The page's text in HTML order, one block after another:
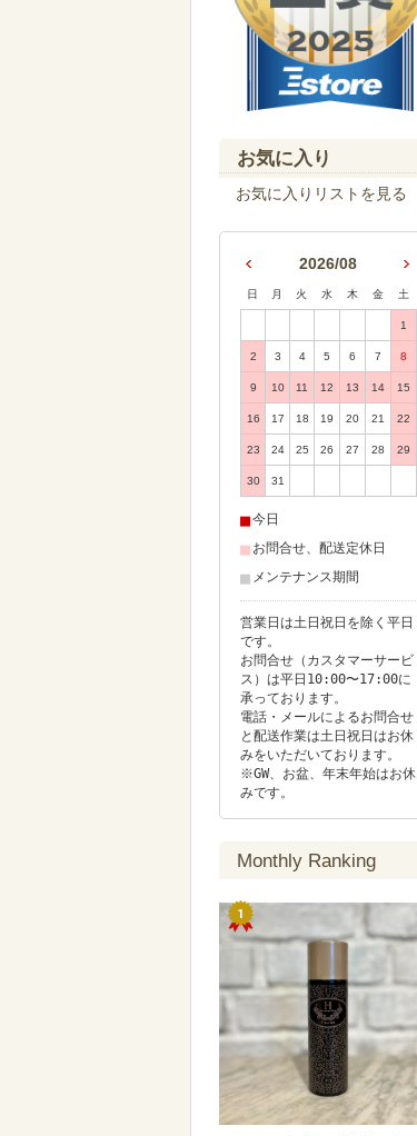
お気に入り
お気に入りリストを見る
2026/08
日 月 火 水 木 金 土
1
2 3 4 5 6 7 8
9 10 11 12 13 14 15
16 17 18 19 20 21 22
23 24 25 26 27 28 29
30 31
■今日
■ お問合せ、配送定休日
■ メンテナンス期間
営業日は土日祝日を除く平日
です。
お問合せ（カスタマーサービ
ス）は平日10:00〜17:00に
承っております。
電話・メールによるお問合せ
と配送作業は土日祝日はお休
みをいただいております。
※GW、お盆、年末年始はお休
みです。
Monthly Ranking